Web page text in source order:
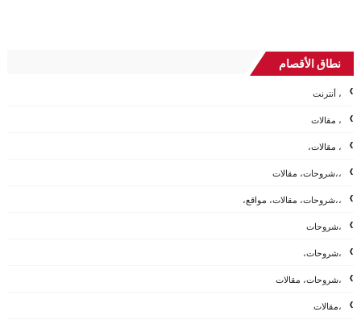
نطاق الأقصام
، أنترنت
، مقالات
، مقالات،
،،شروحات، مقالات
،،شروحات، مقالات، مواقع،
،شروحات
،شروحات،
،شروحات، مقالات
،مقالات